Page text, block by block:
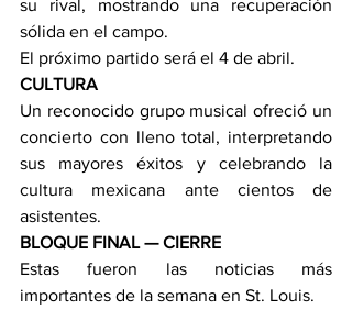
su rival, mostrando una recuperación
sólida en el campo.
El próximo partido será el 4 de abril.
CULTURA
Un reconocido grupo musical ofreció un
concierto con lleno total, interpretando
sus mayores éxitos y celebrando la
cultura mexicana ante cientos de
asistentes.
BLOQUE FINAL — CIERRE
Estas fueron las noticias más
importantes de la semana en St. Louis.